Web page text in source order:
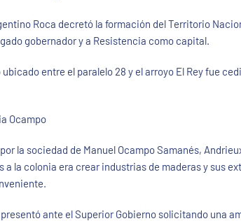
Roca decretó la formación del Territorio
gobernador y a Resistencia como capital.
entre el paralelo 28 y el arroyo El Rey fue
Ocampo
la sociedad de Manuel Ocampo Samanés,
a la colonia era crear industrias de maderas y sus
presentó ante el Superior Gobierno solicitando una